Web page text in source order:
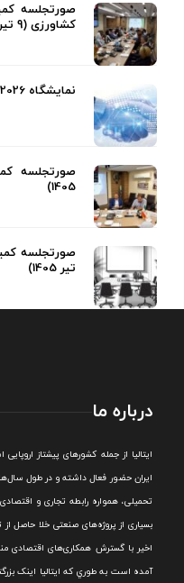
صورتجلسه
کشاورزی (9 تیر 1405)
نمایشگاه INOTEX 2026
1405)
تیر 1405)
درباره ما
ايتاليا از جمله کشورهای پيشتاز
ايران حضور فعال داشته و در طول
تحميلی، همواره رابطه تجاری و
بسياری از پروژه‌های صنعتی خلا حاصل
اخير با گسترش همکاری‌های اقتصادی
آمده است به طوري که ايتاليا اينک